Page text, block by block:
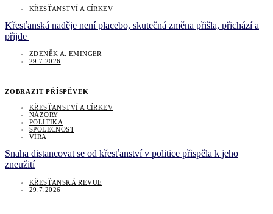
KŘESŤANSTVÍ A CÍRKEV
Křesťanská naděje není placebo, skutečná změna přišla, přichází a
přijde
ZDENĚK A. EMINGER
29.7.2026
ZOBRAZIT PŘÍSPĚVEK
KŘESŤANSTVÍ A CÍRKEV
NÁZORY
POLITIKA
SPOLEČNOST
VÍRA
Snaha distancovat se od křesťanství v politice přispěla k jeho
zneužití
KŘESŤANSKÁ REVUE
29.7.2026